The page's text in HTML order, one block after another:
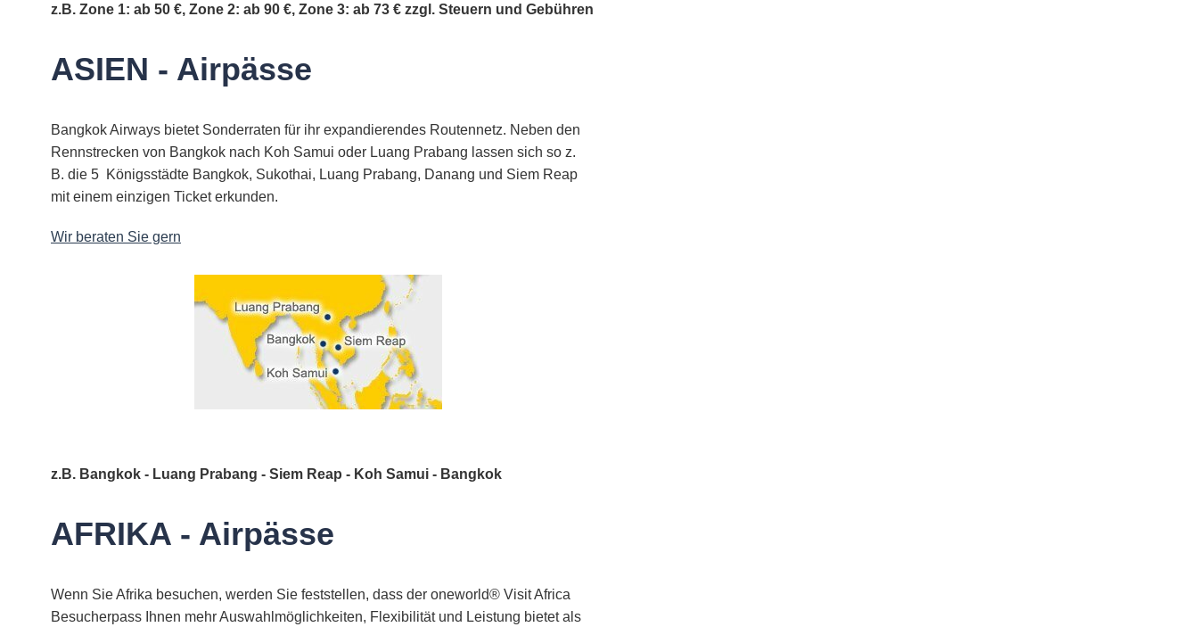
z.B. Zone 1: ab 50 €, Zone 2: ab 90 €, Zone 3: ab 73 € zzgl. Steuern und Gebühren
ASIEN - Airpässe
Bangkok Airways bietet Sonderraten für ihr expandierendes Routennetz. Neben den
Rennstrecken von Bangkok nach Koh Samui oder Luang Prabang lassen sich so z.
B. die 5 Königsstädte Bangkok, Sukothai, Luang Prabang, Danang und Siem Reap
mit einem einzigen Ticket erkunden.
Wir beraten Sie gern
z.B. Bangkok - Luang Prabang - Siem Reap - Koh Samui - Bangkok
AFRIKA - Airpässe
Wenn Sie Afrika besuchen, werden Sie feststellen, dass der oneworld® Visit Africa
Besucherpass Ihnen mehr Auswahlmöglichkeiten, Flexibilität und Leistung bietet als